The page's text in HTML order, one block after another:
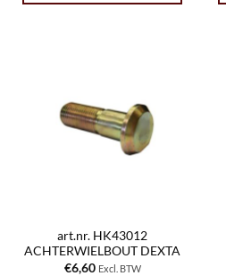
art.nr. HK43012
ACHTERWIELBOUT DEXTA
€6,60 Excl. BTW